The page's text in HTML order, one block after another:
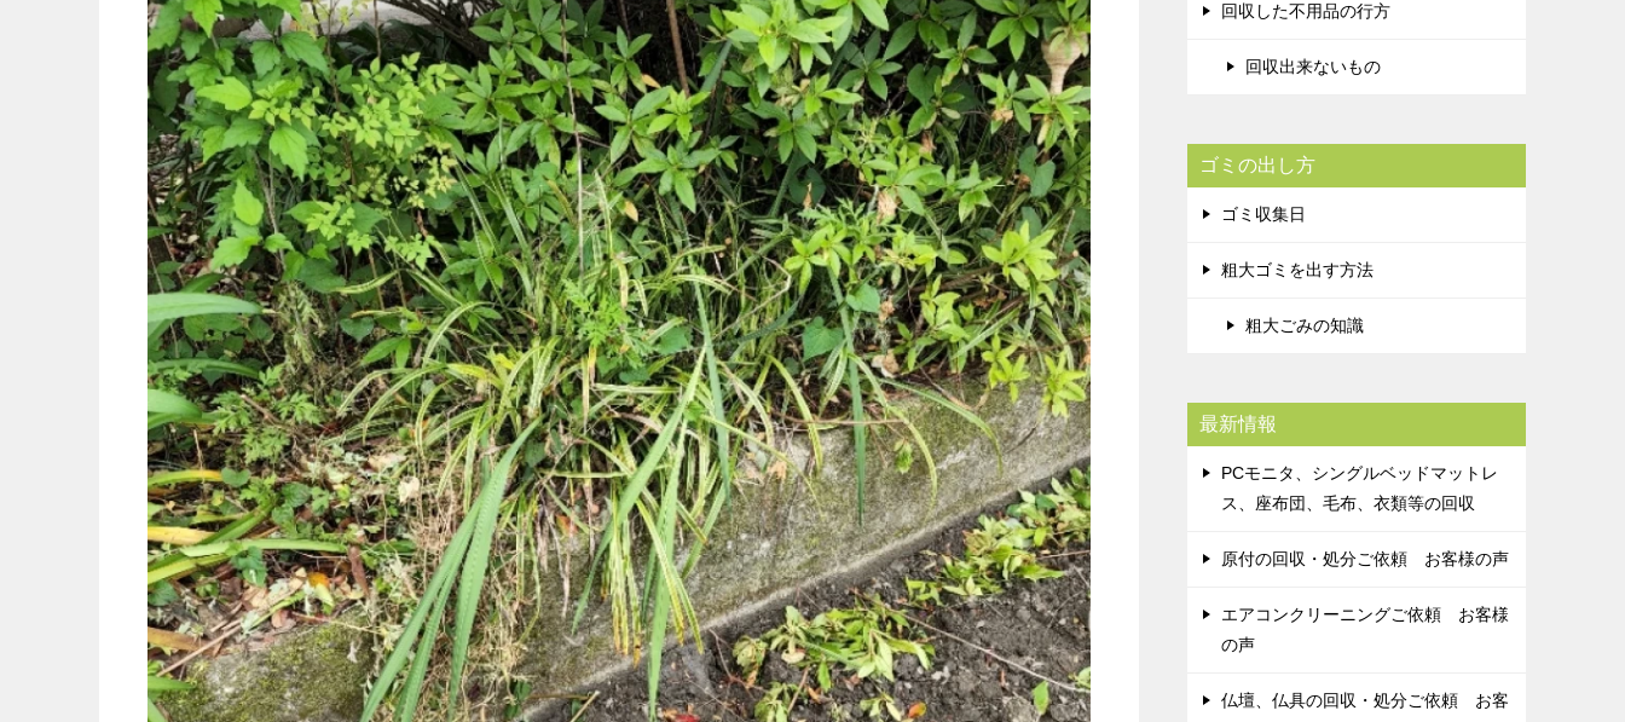
回収した不用品の行方
回収出来ないもの
ゴミの出し方
ゴミ収集日
粗大ゴミを出す方法
粗大ごみの知識
最新情報
PCモニタ、シングルベッドマットレ
ス、座布団、毛布、衣類等の回収
原付の回収・処分ご依頼 お客様の声
エアコンクリーニングご依頼 お客様
の声
仏壇、仏具の回収・処分ご依頼 お客